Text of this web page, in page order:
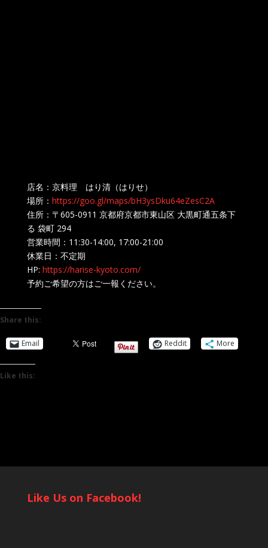
店名：京料理 はり清（はりせ）
場所： https://goo.gl/maps/bH3ysDku64eZesC2A
住所：〒605-0911 京都府京都市東山区 大黒町通五条下
る 袋町 294
営業時間：11:30-14:00, 17:00-21:00
休業日：不定期
HP: https://harise-kyoto.com/
予約ご希望の方はご一報ください。
Share this:
Email Reddit More
Like this:
Like Us on Facebook!